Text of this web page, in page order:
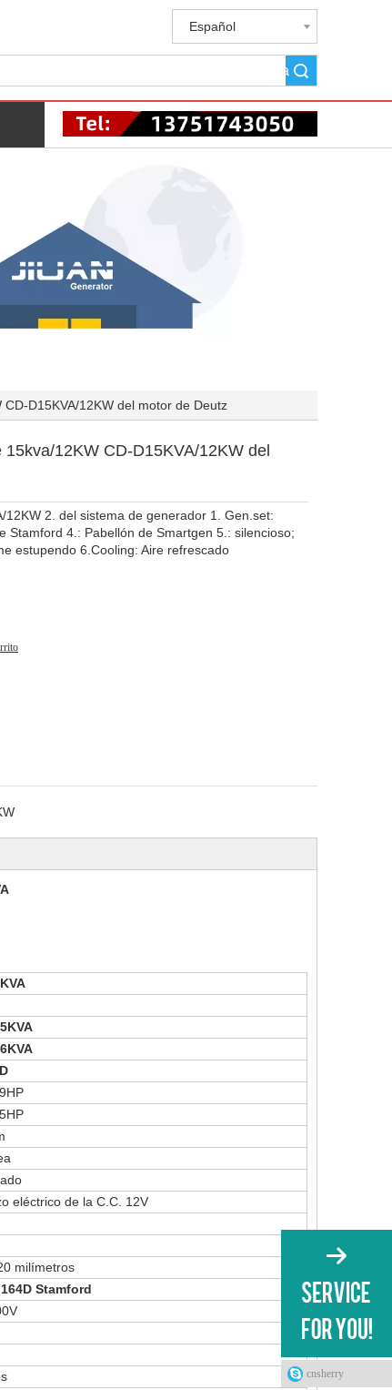
cnsherry
Español
Búsqueda
D15KVA/12KW del motor de Deutz
12KW CD-D15KVA/12KW del
12KW 2. del sistema de generador 1. Gen.set:
Stamford 4.: Pabellón de Smartgen 5.: silencioso;
estupendo 6.Cooling: Aire refrescado
eléctrico de la C.C. 12V
milímetros
Stamford